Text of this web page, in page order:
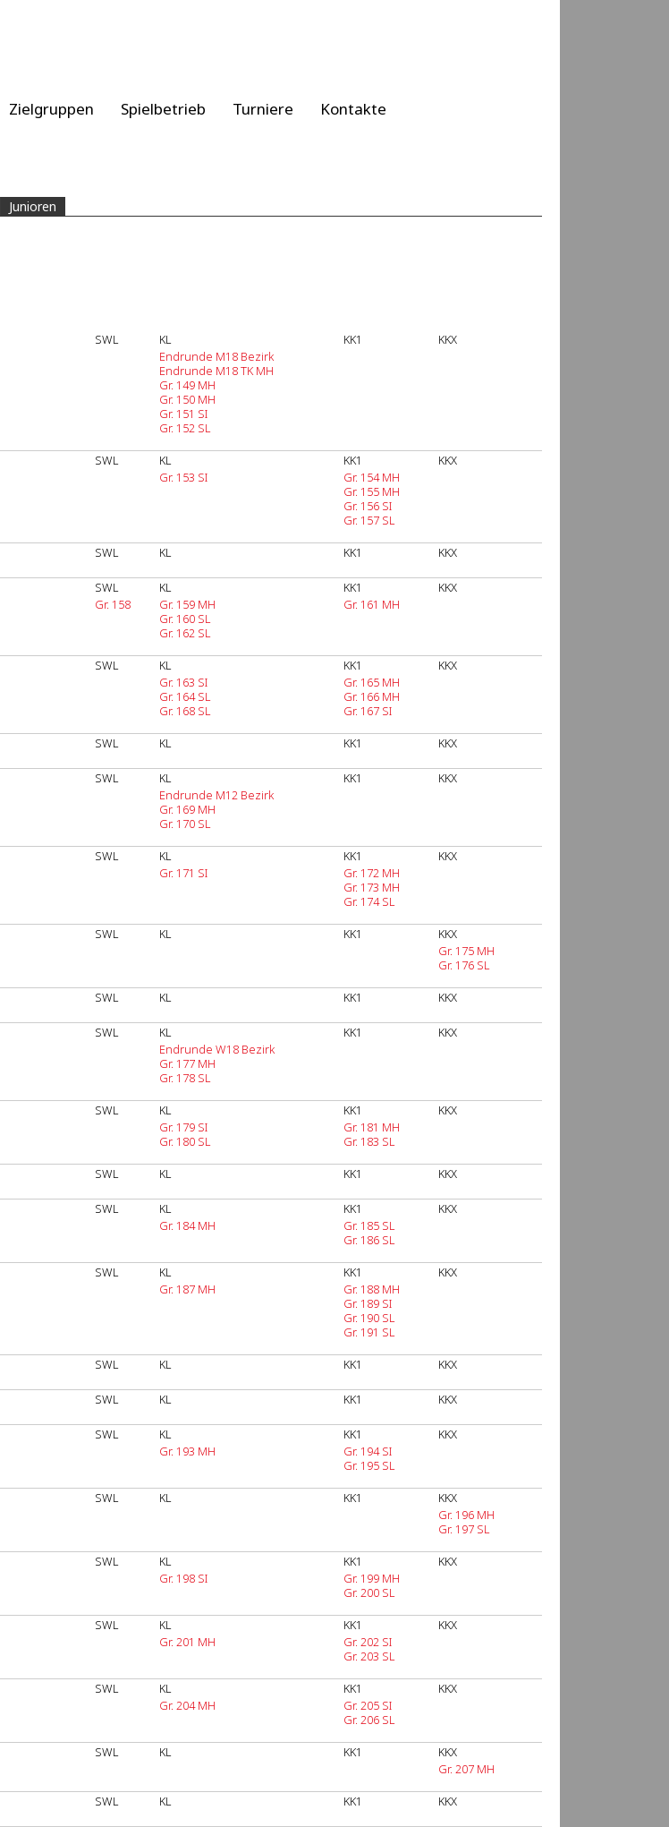
Zielgruppen Spielbetrieb Turniere Kontakte
Junioren
SWL KL KK1
KKX
Endrunde M18 Bezirk
Endrunde M18 TK MH
Gr. 149 MH
Gr. 150 MH
Gr. 151 SI
Gr. 152 SL
SWL
KL KK1
KKX
Gr. 153 SI
Gr. 154 MH
Gr. 155 MH
Gr. 156 SI
Gr. 157 SL
SWL
KL KK1
KKX
SWL
KL KK1
KKX
Gr. 158
Gr. 159 MH
Gr. 160 SL
Gr. 162 SL
Gr. 161 MH
SWL KL KK1
KKX
Gr. 163 SI
Gr. 164 SL
Gr. 168 SL
Gr. 165 MH
Gr. 166 MH
Gr. 167 SI
SWL
KL KK1
KKX
SWL
KL KK1
KKX
Endrunde M12 Bezirk
Gr. 169 MH
Gr. 170 SL
SWL
KL KK1
KKX
Gr. 171 SI
Gr. 172 MH
Gr. 173 MH
Gr. 174 SL
SWL
KL KK1
KKX
Gr. 175 MH
Gr. 176 SL
SWL
KL KK1
KKX
SWL
KL KK1
KKX
Endrunde W18 Bezirk
Gr. 177 MH
Gr. 178 SL
SWL
KL KK1
KKX
Gr. 179 SI
Gr. 180 SL
Gr. 181 MH
Gr. 183 SL
SWL
KL KK1
KKX
SWL
KL KK1
KKX
Gr. 184 MH
Gr. 185 SL
Gr. 186 SL
SWL
KL KK1
KKX
Gr. 187 MH
Gr. 188 MH
Gr. 189 SI
Gr. 190 SL
Gr. 191 SL
SWL
KL KK1
KKX
SWL
KL KK1
KKX
SWL
KL KK1
KKX
Gr. 193 MH
Gr. 194 SI
Gr. 195 SL
SWL
KL KK1
KKX
Gr. 196 MH
Gr. 197 SL
SWL
KL KK1
KKX
Gr. 198 SI
Gr. 199 MH
Gr. 200 SL
SWL
KL KK1
KKX
Gr. 201 MH
Gr. 202 SI
Gr. 203 SL
SWL
KL KK1
KKX
Gr. 204 MH
Gr. 205 SI
Gr. 206 SL
SWL
KL KK1
KKX
Gr. 207 MH
SWL
KL KK1
KKX